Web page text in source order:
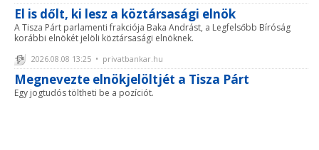
El is dőlt, ki lesz a köztársasági elnök
A Tisza Párt parlamenti frakciója Baka Andrást, a Legfelsőbb Bíróság
korábbi elnökét jelöli köztársasági elnöknek.
2026.08.08 13:25 • privatbankar.hu
Megnevezte elnökjelöltjét a Tisza Párt
Egy jogtudós töltheti be a pozíciót.